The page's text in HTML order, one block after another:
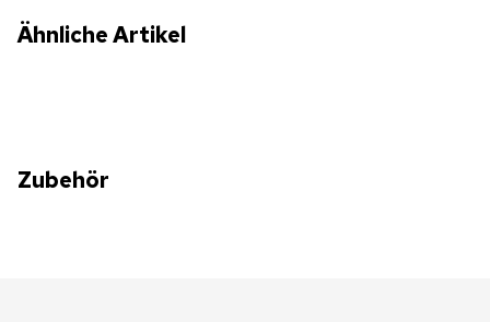
Ähnliche Artikel
Zubehör